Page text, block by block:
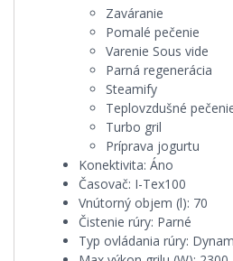
Zaváranie
Pomalé pečenie
Varenie Sous vide
Parná regenerácia
Steamify
Teplovzdušné
Turbo gril
Príprava jogurtu
Konektivita: Áno
Časovač: I-Tex100
Vnútorný objem (l): 70
Čistenie rúry: Parné
Typ ovládania rúry: